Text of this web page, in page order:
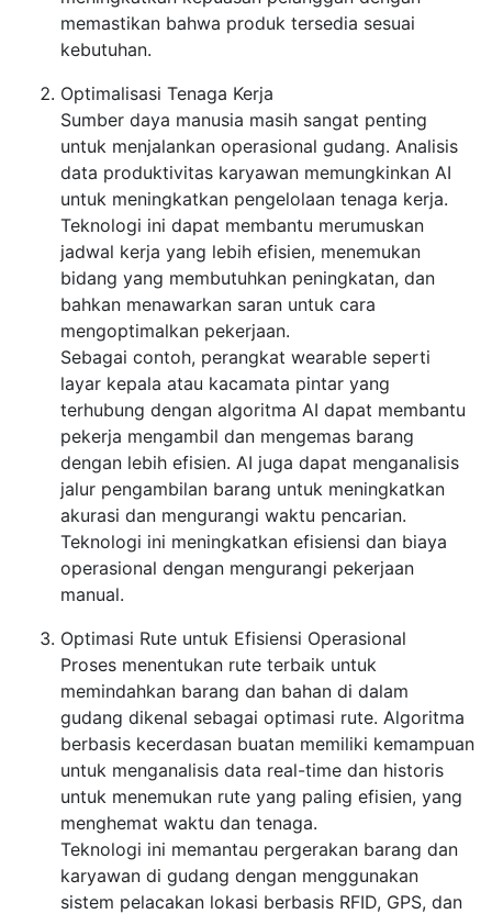
memastikan bahwa produk tersedia sesuai
kebutuhan.
Optimalisasi Tenaga Kerja
Sumber daya manusia masih sangat penting
untuk menjalankan operasional gudang. Analisis
data produktivitas karyawan memungkinkan AI
untuk meningkatkan pengelolaan tenaga kerja.
Teknologi ini dapat membantu merumuskan
jadwal kerja yang lebih efisien, menemukan
bidang yang membutuhkan peningkatan, dan
bahkan menawarkan saran untuk cara
mengoptimalkan pekerjaan.
Sebagai contoh, perangkat wearable seperti
layar kepala atau kacamata pintar yang
terhubung dengan algoritma AI dapat membantu
pekerja mengambil dan mengemas barang
dengan lebih efisien. AI juga dapat menganalisis
jalur pengambilan barang untuk meningkatkan
akurasi dan mengurangi waktu pencarian.
Teknologi ini meningkatkan efisiensi dan biaya
operasional dengan mengurangi pekerjaan
manual.
Optimasi Rute untuk Efisiensi Operasional
Proses menentukan rute terbaik untuk
memindahkan barang dan bahan di dalam
gudang dikenal sebagai optimasi rute. Algoritma
berbasis kecerdasan buatan memiliki kemampuan
untuk menganalisis data real-time dan historis
untuk menemukan rute yang paling efisien, yang
menghemat waktu dan tenaga.
Teknologi ini memantau pergerakan barang dan
karyawan di gudang dengan menggunakan
sistem pelacakan lokasi berbasis RFID, GPS, dan